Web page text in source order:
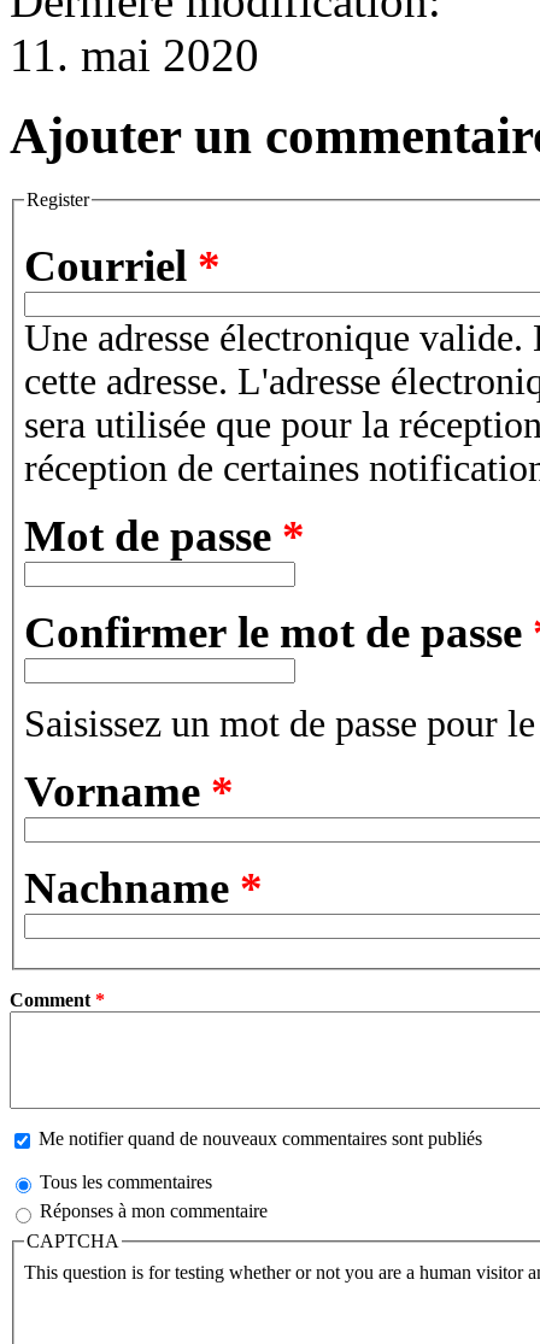
11. mai 2020
Ajouter un
Register
Courriel *
Une adresse électronique
cette adresse. L'adresse
sera utilisée que pour la
réception de certaines
Mot de passe *
Confirmer le mot de passe
Saisissez un mot de passe pour
Vorname *
Nachname *
Comment *
Me notifier quand de nouveaux commentaires sont publiés
Tous les commentaires
Réponses à mon commentaire
CAPTCHA
This question is for testing whether or not you are a human visitor